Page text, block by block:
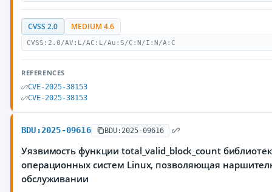
CVSS 2.0 MEDIUM 4.6
CVSS:2.0/AV:L/AC:L/Au:S/C:N/I:N/A:C
REFERENCES
CVE-2025-38153
CVE-2025-38153
BDU:2025-09616 BDU:2025-09616
Уязвимость функции total_valid_block_count
операционных систем Linux, позволяющая
обслуживании